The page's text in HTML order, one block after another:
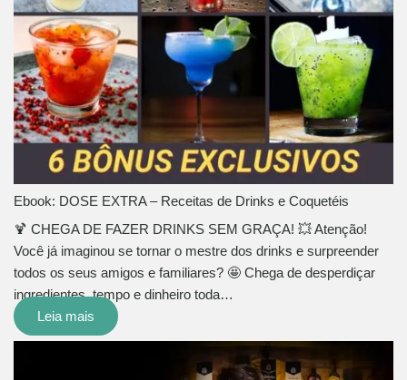
Ebook: DOSE EXTRA – Receitas de Drinks e Coquetéis
🍹 CHEGA DE FAZER DRINKS SEM GRAÇA! 💥 Atenção!
Você já imaginou se tornar o mestre dos drinks e surpreender
todos os seus amigos e familiares? 🤩 Chega de desperdiçar
ingredientes, tempo e dinheiro toda…
Leia mais